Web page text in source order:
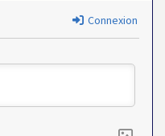
Connexion